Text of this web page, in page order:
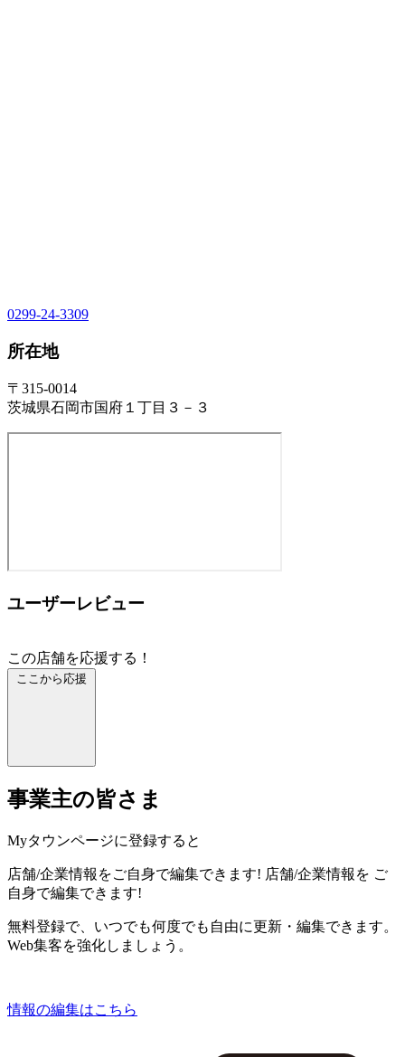
0299-24-3309
所在地
〒315-0014
茨城県石岡市国府１丁目３－３
ユーザーレビュー
この店舗を応援する！
ここから応援
事業主の皆さま
Myタウンページに登録すると
店舗/企業情報をご自身で編集できます! 店舗/企業情報を ご
自身で編集できます!
無料登録で、いつでも何度でも自由に更新・編集できます。
Web集客を強化しましょう。
情報の編集はこちら